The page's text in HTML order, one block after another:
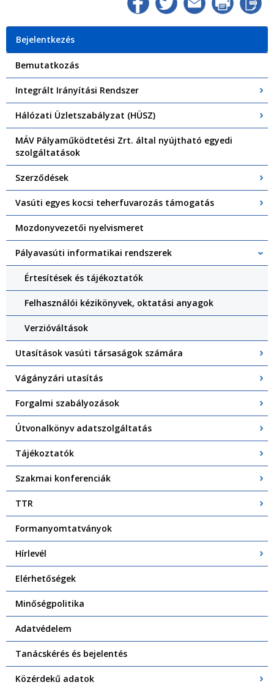
Bejelentkezés
Bemutatkozás
Integrált Irányítási Rendszer
Hálózati Üzletszabályzat (HÜSZ)
MÁV Pályaműködtetési Zrt. által nyújtható egyedi
szolgáltatások
Szerződések
Vasúti egyes kocsi teherfuvarozás támogatás
Mozdonyvezetői nyelvismeret
Pályavasúti informatikai rendszerek
Értesítések és tájékoztatók
Felhasználói kézikönyvek, oktatási anyagok
Verzióváltások
Utasítások vasúti társaságok számára
Vágányzári utasítás
Forgalmi szabályozások
Útvonalkönyv adatszolgáltatás
Tájékoztatók
Szakmai konferenciák
TTR
Formanyomtatványok
Hírlevél
Elérhetőségek
Minőségpolitika
Adatvédelem
Tanácskérés és bejelentés
Közérdekű adatok